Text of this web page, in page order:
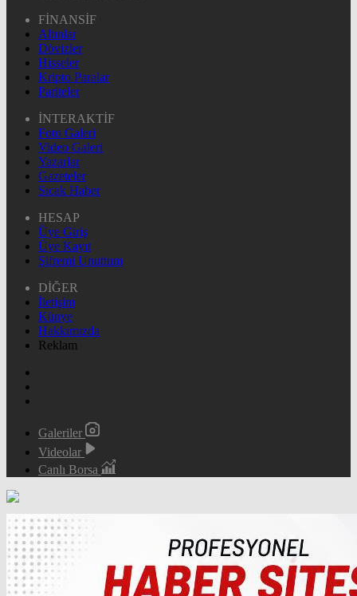
FİNANSİF
Altınlar
Dövizler
Hisseler
Kripto Paralar
Pariteler
İNTERAKTİF
Foto Galeri
Video Galeri
Yazarlar
Gazeteler
Sıcak Haber
HESAP
Üye Giriş
Üye Kayıt
Şifremi Unuttum
DİĞER
İletişim
Künye
Hakkımızda
Reklam
Galeriler
Videolar
Canlı Borsa